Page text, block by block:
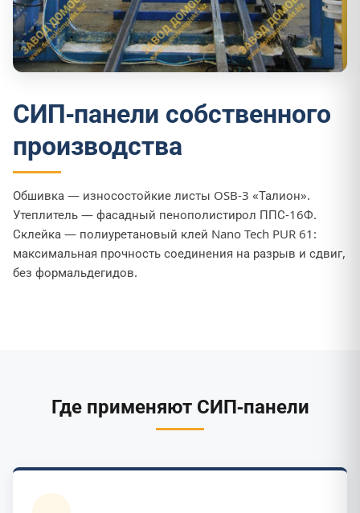
СИП-панели собственного
производства
Обшивка — износостойкие листы OSB-3 «Талион».
Утеплитель — фасадный пенополистирол ППС-16Ф.
Склейка — полиуретановый клей Nano Tech PUR 61:
максимальная прочность соединения на разрыв и сдвиг,
без формальдегидов.
Где применяют СИП-панели